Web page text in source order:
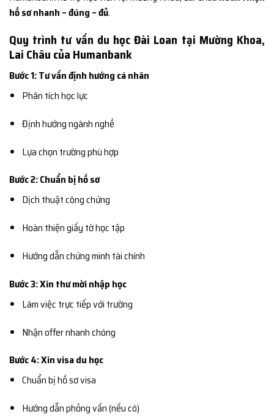
hồ sơ nhanh – đúng – đủ.
Quy trình tư vấn du học Đài Loan tại Mường Khoa,
Lai Châu của Humanbank
Bước 1: Tư vấn định hướng cá nhân
Phân tích học lực
Định hướng ngành nghề
Lựa chọn trường phù hợp
Bước 2: Chuẩn bị hồ sơ
Dịch thuật công chứng
Hoàn thiện giấy tờ học tập
Hướng dẫn chứng minh tài chính
Bước 3: Xin thư mời nhập học
Làm việc trực tiếp với trường
Nhận offer nhanh chóng
Bước 4: Xin visa du học
Chuẩn bị hồ sơ visa
Hướng dẫn phỏng vấn (nếu có)